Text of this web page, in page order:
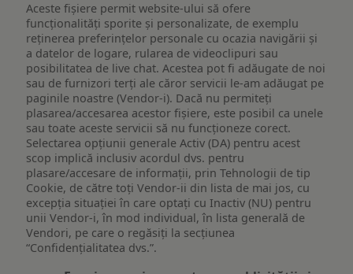
Aceste fișiere permit website-ului să ofere
funcționalități sporite și personalizate, de exemplu
reţinerea preferinţelor personale cu ocazia navigării și
a datelor de logare, rularea de videoclipuri sau
posibilitatea de live chat. Acestea pot fi adăugate de noi
sau de furnizori terți ale căror servicii le-am adăugat pe
paginile noastre (Vendor-i). Dacă nu permiteți
plasarea/accesarea acestor fișiere, este posibil ca unele
sau toate aceste servicii să nu funcționeze corect.
Selectarea opțiunii generale Activ (DA) pentru acest
scop implică inclusiv acordul dvs. pentru
plasare/accesare de informații, prin Tehnologii de tip
Cookie, de către toți Vendor-ii din lista de mai jos, cu
excepția situației în care optați cu Inactiv (NU) pentru
unii Vendor-i, în mod individual, în lista generală de
Vendori, pe care o regăsiți la secțiunea
“Confidențialitatea dvs.”.